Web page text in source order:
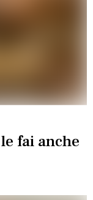
fai anche